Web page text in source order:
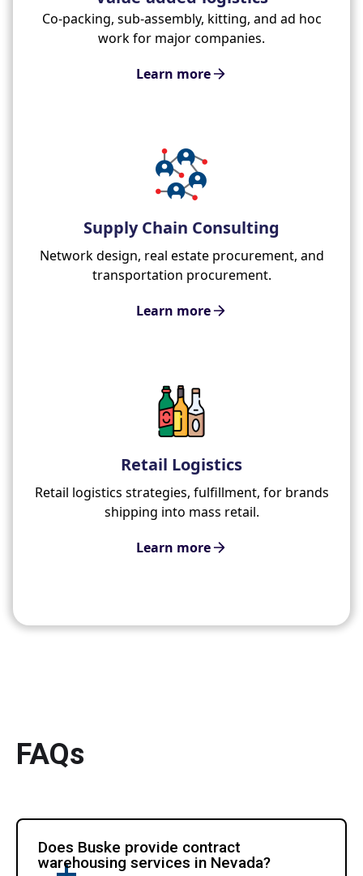
Co-packing, sub-assembly, kitting, and ad hoc
work for major companies.
Learn more
Supply Chain Consulting
Network design, real estate procurement, and
transportation procurement.
Learn more
Retail Logistics
Retail logistics strategies, fulfillment, for brands
shipping into mass retail.
Learn more
FAQs
Does Buske provide contract
warehousing services in Nevada?